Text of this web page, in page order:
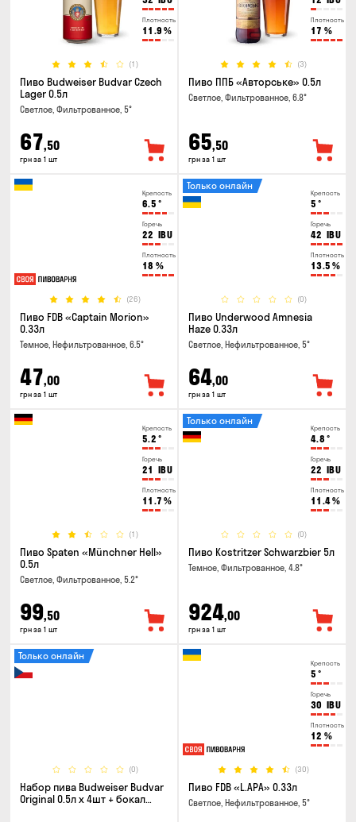
Плотность
11.9 %
(1)
Пиво Budweiser Budvar Czech
Lager 0.5л
Светлое, Фильтрованное, 5°
67,50
грн за 1 шт
Плотность
17 %
(3)
Пиво ППБ «Авторське» 0.5л
Светлое, Фильтрованное, 6.8°
65,50
грн за 1 шт
Крепость
6.5 °
Горечь
22 IBU
Плотность
18 %
(26)
Пиво FDB «Captain Morion»
0.33л
Темное, Нефильтрованное, 6.5°
47,00
грн за 1 шт
Крепость
5 °
Горечь
42 IBU
Плотность
13.5 %
(0)
Только онлайн
Пиво Underwood Amnesia
Haze 0.33л
Светлое, Нефильтрованное, 5°
64,00
грн за 1 шт
Крепость
5.2 °
Горечь
21 IBU
Плотность
11.7 %
(1)
Пиво Spaten «Münchner Hell»
0.5л
Светлое, Фильтрованное, 5.2°
99,50
грн за 1 шт
Крепость
4.8 °
Горечь
22 IBU
Плотность
11.4%
(0)
Только онлайн
Пиво Kostritzer Schwarzbier 5л
Темное, Фильтрованное, 4.8°
924,00
грн за 1 шт
(0)
Только онлайн
Набор пива Budweiser Budvar
Original 0.5л х 4шт + бокал
Крепость
5 °
Горечь
30 IBU
Плотность
12 %
(30)
Пиво FDB «L.APA» 0.33л
Светлое, Нефильтрованное, 5°